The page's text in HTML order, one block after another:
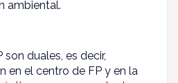
ambiental.
duales, es decir,
en el centro de FP y en la